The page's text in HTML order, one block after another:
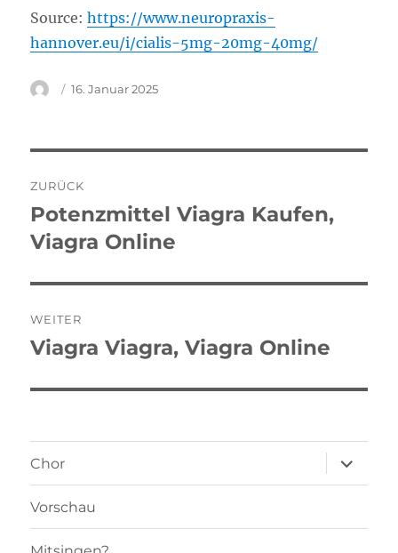
Source:https://www.neuropraxis-
hannover.eu/i/cialis-5mg-20mg-40mg/
AutorVeröffentlicht
16. Januar 2025
ZURÜCK
Vorheriger
Beitrag:
Potenzmittel Viagra Kaufen,
Viagra Online
WEITER
Nächster
Viagra Viagra, Viagra Online
Chor
öffnen
Vorschau